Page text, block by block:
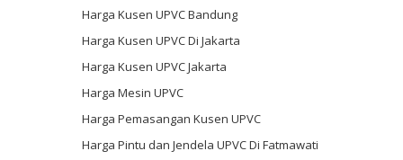
Harga Kusen UPVC Bandung
Harga Kusen UPVC Di Jakarta
Harga Kusen UPVC Jakarta
Harga Mesin UPVC
Harga Pemasangan Kusen UPVC
Harga Pintu dan Jendela UPVC Di Fatmawati